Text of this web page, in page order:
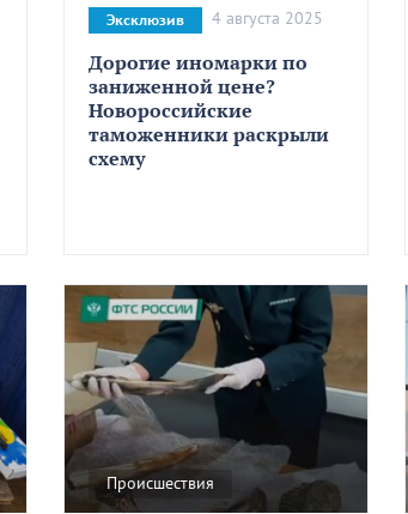
Дорогие иномарки по
заниженной цене?
Новороссийские
таможенники раскрыли
схему
Эксклюзив 4 августа 2025
Происшествия